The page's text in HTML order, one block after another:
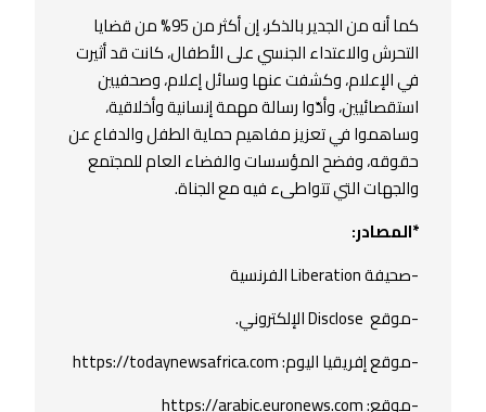
كما أنه من الجدير بالذكر، إن أكثر من 95% من قضايا
التحرش والاعتداء الجنسي على الأطفال، كانت قد أثيرت
في الإعلام، وكشفت عنها وسائل إعلام، وصحفيين
استقصائيين، وأدّوا رسالة مهمة إنسانية وأخلاقية،
وساهموا في تعزيز مفاهيم حماية الطفل والدفاع عن
حقوقه، وفضح المؤسسات والفضاء العام للمجتمع
والجهات التي تتواطىء فيه مع الجناة.
*المصادر:
-صحيفة Liberation الفرنسية
-موقع Disclose الإلكتروني.
-موقع إفريقيا اليوم: https://todaynewsafrica.com
-موقع: https://arabic.euronews.com